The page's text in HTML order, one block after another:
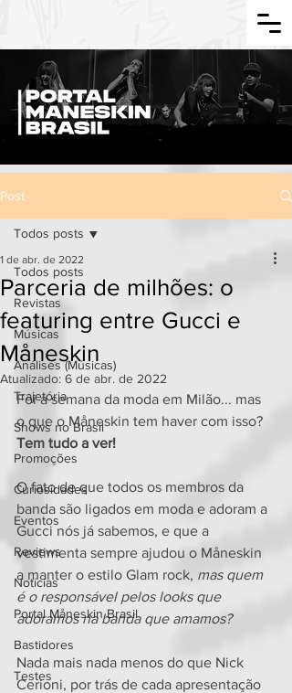
Post
Todos posts
Revistas
Músicas
Análises (Músicas)
Trajetória
Shows no Brasil
Promoções
Curiosidades
Eventos
Reviews
Notícias
Portal Måneskin Brasil
Bastidores
Testes
Todos posts
Parceria de milhões: o
featuring entre Gucci e
Måneskin
1 de abr. de 2022
Atualizado: 6 de abr. de 2022
Foi a semana da moda em Milão... mas
o que o Måneskin tem haver com isso?
Tem tudo a ver!
O fato de que todos os membros da
banda são ligados em moda e adoram a
Gucci nós já sabemos, e que a
vestimenta sempre ajudou o Måneskin
a manter o estilo Glam rock, mas quem
é o responsável pelos looks que
adoramos na banda que amamos?
Nada mais nada menos do que Nick
Cerioni, por trás de cada apresentação